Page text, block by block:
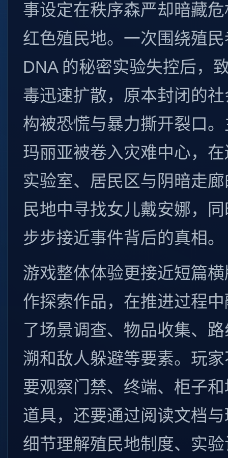
事设定在秩序森严却暗藏
红色殖民地。一次围绕殖
DNA 的秘密实验失控后，
毒迅速扩散，原本封闭的
构被恐慌与暴力撕开裂口
玛丽亚被卷入灾难中心，
实验室、居民区与阴暗走
民地中寻找女儿戴安娜，
步步接近事件背后的真相。
游戏整体体验更接近短篇
作探索作品，在推进过程
了场景调查、物品收集、
溯和敌人躲避等要素。玩
要观察门禁、终端、柜子
道具，还要通过阅读文档
细节理解殖民地制度、实